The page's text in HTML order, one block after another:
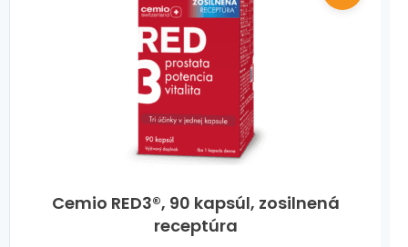
Cemio RED3®, 90 kapsúl, zosilnená
receptúra